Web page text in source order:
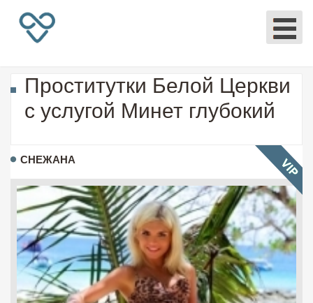
Проститутки Белой Церкви
с услугой Минет глубокий
СНЕЖАНА